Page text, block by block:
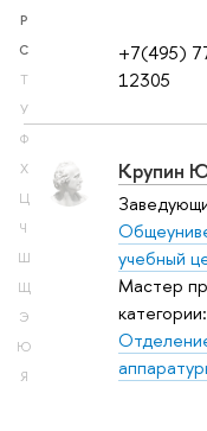
Р
С
Т
У
Ф
Х
Ц
Ч
Ш
Щ
Э
Ю
Я
+7(495)
12305
Крупин
учебный
Мастер
категории: